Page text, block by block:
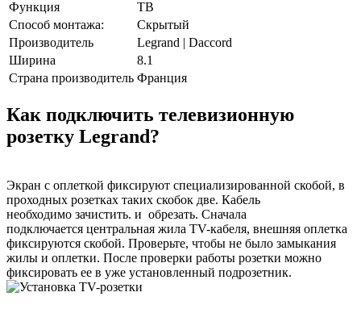
Функция
ТВ
Способ монтажа:
Скрытый
Производитель
Legrand | Daccord
Ширина
8.1
Страна производитель Франция
Как подключить телевизионную
розетку Legrand?
Экран с оплеткой фиксируют специализированной скобой, в
проходных розетках таких скобок две. Кабель
необходимо зачистить. и обрезать. Сначала
подключается центральная жила TV-кабеля, внешняя оплетка
фиксируются скобой. Проверьте, чтобы не было замыкания
жилы и оплетки. После проверки работы розетки можно
фиксировать ее в уже установленный подрозетник.